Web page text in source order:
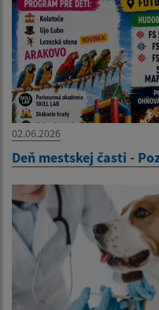
02.06.2026
Deň mestskej časti -